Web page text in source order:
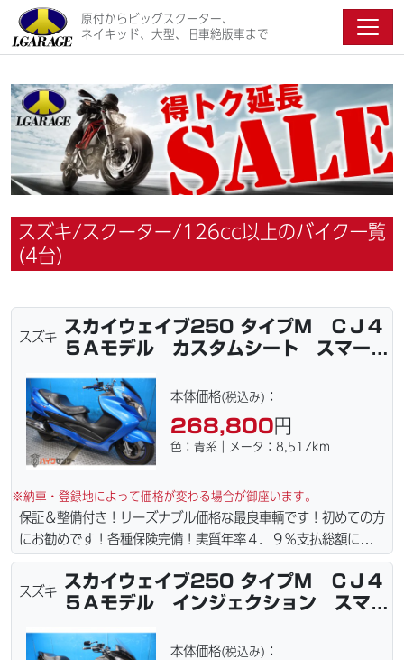
原付からビッグスクーター、
ネイキッド、大型、旧車絶版車まで
スズキ/スクーター/126cc以上のバイク一覧
(4台)
スズキ
スカイウェイブ250 タイプM ＣＪ４
５Ａモデル カスタムシート スマート
本体価格(税込み) ：
268,800円
色：青系｜メータ：8,517km
※納車・登録地によって価格が変わる場合が御座います。
保証＆整備付き！リーズナブル価格な最良車輌です！初めての方
にお勧めです！各種保険完備！実質年率４．９％支払総額に自賠
責保険１年含まれてます。全国どこでも１万円〜4.5万円にて配
達致します！！（離島の場合は港止めになります）ｗｅｂロー
ン・カード各種取り扱ってます。タイヤ・ブレーキパッド・ベル
ズナブルな価格にて消耗品交換プラン１万〜ご用意しておりま
スズキ
スカイウェイブ250 タイプM ＣＪ４
５Ａモデル インジェクション スマー
本体価格(税込み) ：